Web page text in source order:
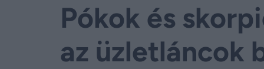
Pókok és
az üzletláncok